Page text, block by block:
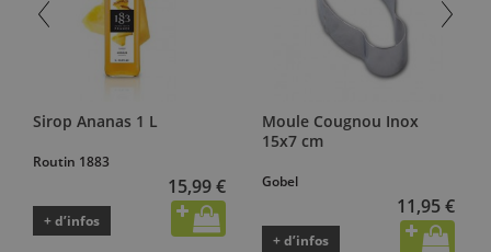
Sirop Ananas 1 L
Routin 1883
15,99 €
+ d’infos
Moule Cougnou Inox
15x7 cm
Gobel
11,95 €
+ d’infos